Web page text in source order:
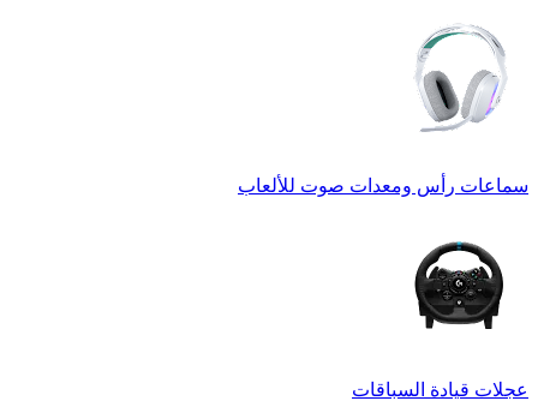
سماعات رأس ومعدات صوت للألعاب
عجلات قيادة السباقات